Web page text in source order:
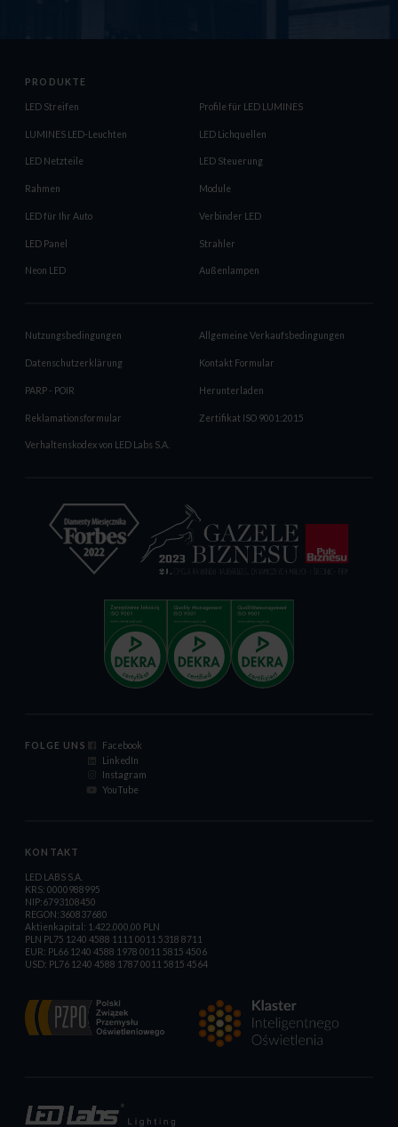
PRODUKTE
LED Streifen Profile für LED LUMINES
LUMINES LED-Leuchten LED Lichquellen
LED Netzteile LED Steuerung
Rahmen Module
LED für Ihr Auto Verbinder LED
LED Panel Strahler
Neon LED Außenlampen
Nutzungsbedingungen Allgemeine Verkaufsbedingungen
Datenschutzerklärung Kontakt Formular
PARP - POIR Herunterladen
Reklamationsformular Zertifikat ISO 9001:2015
Verhaltenskodex von LED Labs S.A.
FOLGE UNS
Facebook
LinkedIn
Instagram
YouTube
KONTAKT
LED LABS S.A.
KRS: 0000988995
NIP:6793108450
REGON:360837680
Aktienkapital: 1.422.000,00 PLN
PLN PL75 1240 4588 1111 0011 5318 8711
EUR: PL66 1240 4588 1978 0011 5815 4506
USD: PL76 1240 4588 1787 0011 5815 4564